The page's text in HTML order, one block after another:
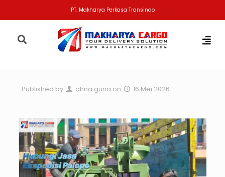
PT. Makharya Perkasa Transindo
Published by alma guna on 16 Mei 2026